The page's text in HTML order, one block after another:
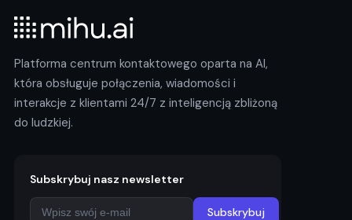
Platforma centrum kontaktowego oparta na AI,
która obsługuje połączenia, wiadomości i
interakcje z klientami 24/7 z inteligencją zbliżoną
do ludzkiej.
Subskrybuj nasz newsletter
Subskrybuj